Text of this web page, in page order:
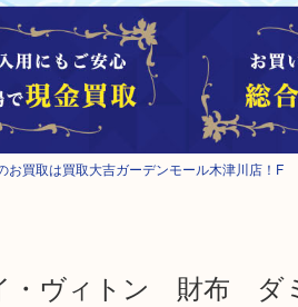
お買取は買取大吉ガーデンモール木津川店！F
・ヴィトン 財布 ダ